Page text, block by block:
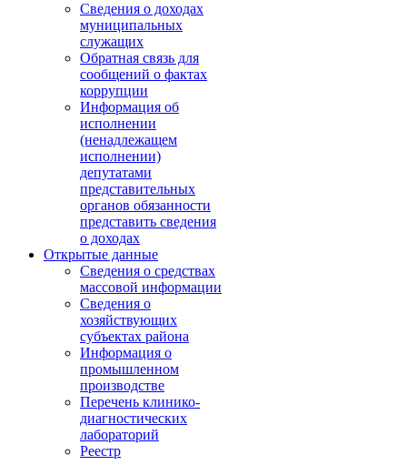
Сведения о доходах
муниципальных
служащих
Обратная связь для
сообщений о фактах
коррупции
Информация об
исполнении
(ненадлежащем
исполнении)
депутатами
представительных
органов обязанности
представить сведения
о доходах
Открытые данные
Сведения о средствах
массовой информации
Сведения о
хозяйствующих
субъектах района
Информация о
промышленном
производстве
Перечень клинико-
диагностических
лабораторий
Реестр